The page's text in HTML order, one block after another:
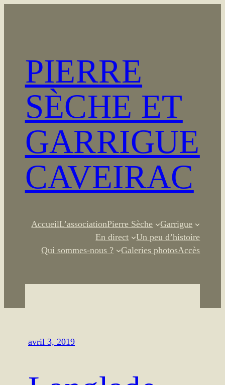
PIERRE
SÈCHE ET
GARRIGUE
CAVEIRAC
AccueilL’associationPierre Sèche
Garrigue
En direct
Un peu d’histoire
Qui sommes-nous ?
Galeries photosAccès
avril 3, 2019